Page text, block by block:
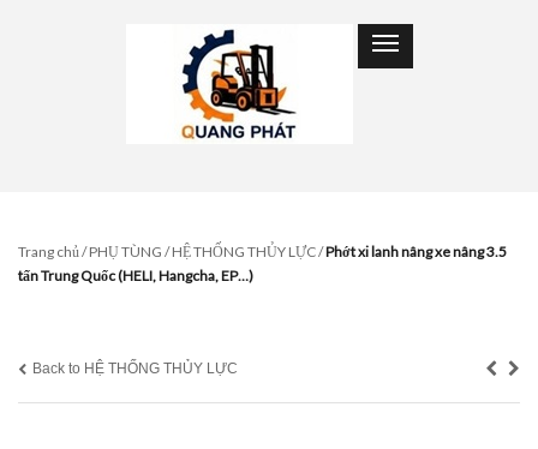
Trang chủ/PHỤ TÙNG /HỆ THỐNG THỦY LỰC/Phớt xi lanh nâng xe nâng 3.5
tấn Trung Quốc (HELI, Hangcha, EP…)
Back to HỆ THỐNG THỦY LỰC